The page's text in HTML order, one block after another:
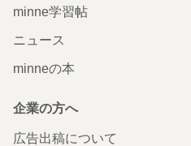
minne学習帖
ニュース
minneの本
企業の方へ
広告出稿について